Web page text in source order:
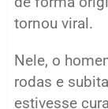
tornou viral.
Nele, o
rodas e
estivesse